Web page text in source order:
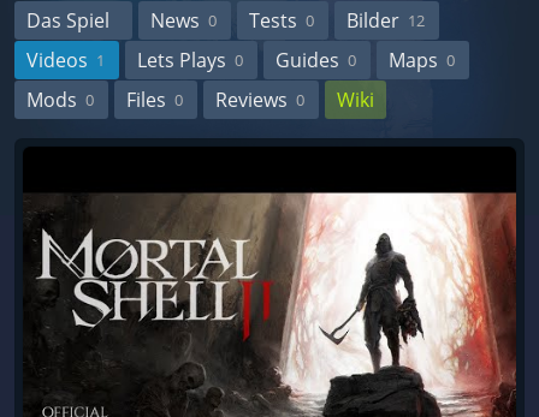
Das Spiel News 0 Tests 0 Bilder 12
Videos 1 Lets Plays 0 Guides 0 Maps 0
Mods 0 Files 0 Reviews 0 Wiki